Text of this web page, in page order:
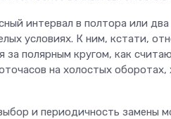
интервал в полтора или два
условиях. К ним, кстати,
полярным кругом, как
на холостых
и периодичность замены